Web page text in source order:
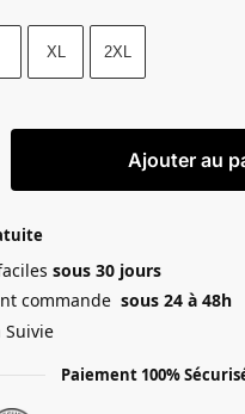
XL 2XL
Ajouter au
sous 30 jours
commande sous 24 à 48h
Suivie
Paiement 100%